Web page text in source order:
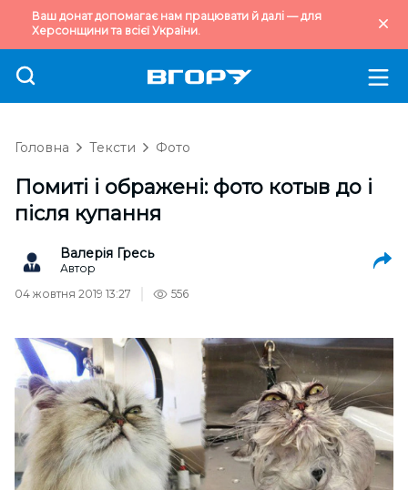
Ваш донат допомагає нам працювати й далі — для
Херсонщини та всієї України.
Головна Тексти Фото
Помиті і ображені: фото котыв до і
після купання
Валерія Гресь
Автор
04 жовтня 2019 13:27
556